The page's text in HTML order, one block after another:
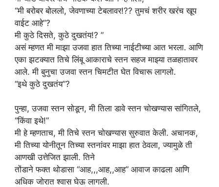
“मी बरोबर बोललो, जेवणाच्या टेबलावर!?? तुमचं शरीर खरंच खूप
वाईट आहे”?
मी कुठे दिसते, कुठे दुखतंय!? ”
असं म्हणत मी माझा उजवा हात तिच्या नाईटीच्या आत भरला. आणि
एका झटक्यात तिचे लिंबू आकाराचे स्तन सहज माझ्या तळहातावर
आले. मी बुनुचा उजवा स्तन चिमटीत घेत विचारू लागलो.
“इथे कुठे दुखतंय”?
पुन्हा, उजवा स्तन सोडून, ​​मी तिला डावे स्तन चोखण्यास सांगितले,
“किंवा इथे!”
मी हे म्हणताच, मी तिचे स्तन चोखण्यास सुरुवात केली. अचानक,
मी तिच्या योनीतून तिच्या स्तनांवर माझा हात ठेवला, ज्यामुळे ती
आणखी उत्तेजित झाली. तिने
तोंडाने फक्त थोडासा “आह,,,आह,,आह” आवाज काढला आणि
अधिक जोरात श्वास घेऊ लागली.